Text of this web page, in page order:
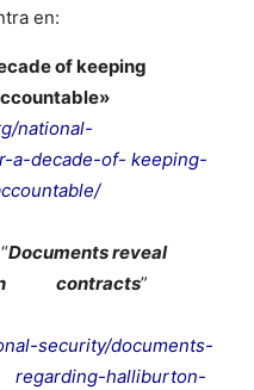
en:
of keeping
national-
a-decade-of- keeping-
Documents reveal
contracts”
security/documents-
halliburton-